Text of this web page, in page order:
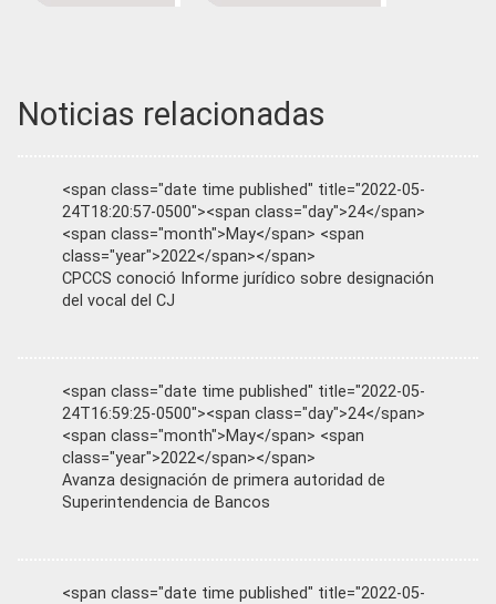
Noticias relacionadas
<span class="date time published" title="2022-05-
24T18:20:57-0500"><span class="day">24</span>
<span class="month">May</span> <span
class="year">2022</span></span>
CPCCS conoció Informe jurídico sobre designación
del vocal del CJ
<span class="date time published" title="2022-05-
24T16:59:25-0500"><span class="day">24</span>
<span class="month">May</span> <span
class="year">2022</span></span>
Avanza designación de primera autoridad de
Superintendencia de Bancos
<span class="date time published" title="2022-05-